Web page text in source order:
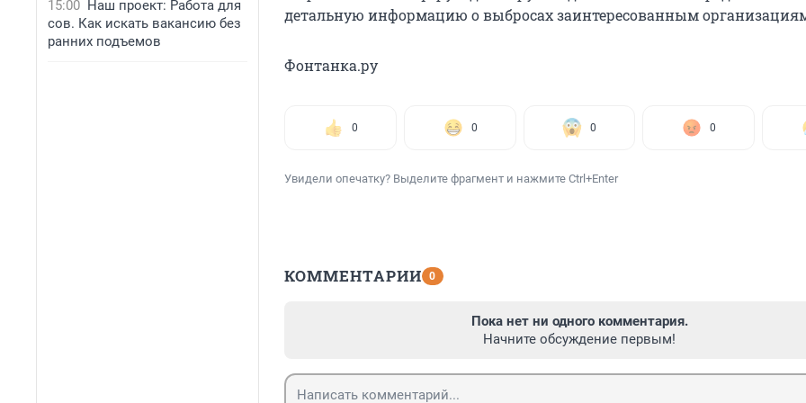
15:00 Наш проект: Работа для
сов. Как искать вакансию без
ранних подъемов
детальную информацию о выбросах заинтересованным
Фонтанка.ру
0 0 0 0
Увидели опечатку? Выделите фрагмент и нажмите Ctrl+Enter
КОММЕНТАРИИ 0
Пока нет ни одного комментария.
Начните обсуждение первым!